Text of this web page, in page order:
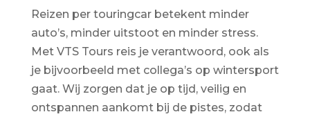
Reizen per touringcar betekent minder
auto’s, minder uitstoot en minder stress.
Met VTS Tours reis je verantwoord, ook als
je bijvoorbeeld met collega’s op wintersport
gaat. Wij zorgen dat je op tijd, veilig en
ontspannen aankomt bij de pistes, zodat